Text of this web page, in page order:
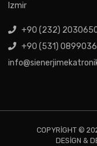
Izmir
+90 (232)
+90 (531) 0899036
COPYRIGHT ©
DESIGN &